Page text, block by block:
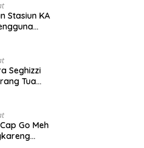
Stasiun KA
Seghizzi
Tua
Go Meh